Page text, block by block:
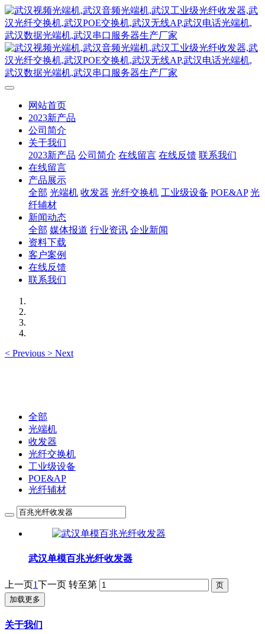
网站首页
2023新产品
公司简介
关于我们
2023新产品 公司简介 在线留言 在线反馈 联系我们
在线留言
产品展示
全部 光端机 收发器 光纤交换机 工业级设备 POE&AP 光
纤辅材
新闻动态
全部 媒体报道 行业资讯 企业新闻
资料下载
客户案例
在线反馈
联系我们
< Previous > Next
全部
光端机
收发器
光纤交换机
工业级设备
POE&AP
光纤辅材
武汉单模百兆光纤收发器
上一页1下一页 转至第
加载更多
关于我们